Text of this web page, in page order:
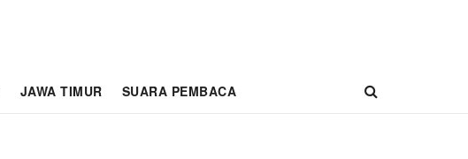
JAWA TIMUR SUARA PEMBACA